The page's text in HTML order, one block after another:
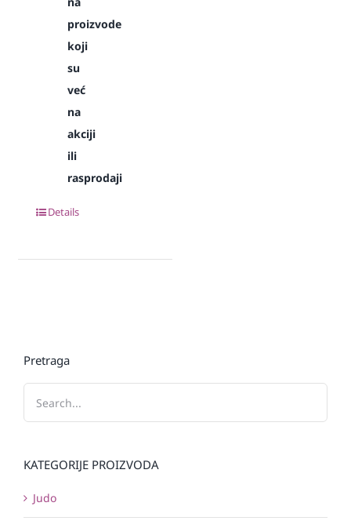
proizvode
koji
su
već
na
akciji
ili
rasprodaji
Details
Pretraga
KATEGORIJE PROIZVODA
Judo